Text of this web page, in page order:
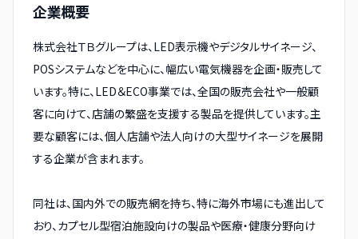
企業概要
株式会社ＴＢグループは、LED表示機やデジタルサイネージ、
POSシステムなどを中心に、幅広い電気機器を企画・販売して
います。特に、LED＆ECO事業では、全国の販売会社や一般顧
客に向けて、店舗の繁盛を支援する製品を提供しています。主
要な顧客には、個人店舗や法人向けの大型サイネージを展開
する企業が含まれます。
同社は、国内外での販売網を持ち、特に海外市場にも進出して
おり、カプセル型宿泊施設向けの製品や医療・健康分野向け